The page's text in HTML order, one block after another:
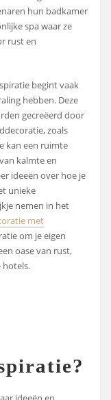
hun badkamer
spa waar ze
rust en
begint vaak
hebben. Deze
gecreëerd door
zoals
kan een ruimte
kalmte en
ideeën over hoe je
unieke
nemen in het
met
om je eigen
oase van rust,
hotels.